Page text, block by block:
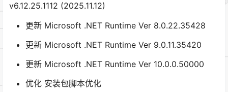
v6.12.25.1112 (2025.11.12)
更新 Microsoft .NET Runtime Ver 8.0.22.35428
更新 Microsoft .NET Runtime Ver 9.0.11.35420
更新 Microsoft .NET Runtime Ver 10.0.0.50000
优化 安装包脚本优化